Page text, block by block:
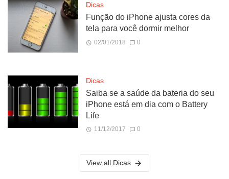
Dicas
Função do iPhone ajusta cores da
tela para você dormir melhor
02/01/2018 0
Dicas
Saiba se a saúde da bateria do seu
iPhone está em dia com o Battery
Life
11/12/2017 0
View all Dicas